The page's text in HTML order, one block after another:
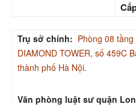
Trụ sở chính: Phòng 08
DIAMOND TOWER, số 459C
thành phố Hà Nội.
Văn phòng luật sư quận